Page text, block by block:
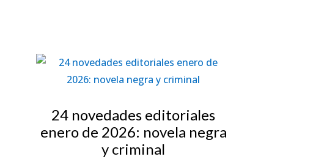
24 novedades editoriales
enero de 2026: novela negra
y criminal